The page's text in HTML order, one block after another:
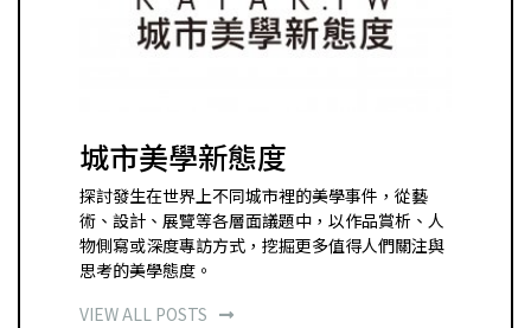
城市美學新態度
探討發生在世界上不同城市裡的美學事件，從藝
術、設計、展覽等各層面議題中，以作品賞析、人
物側寫或深度專訪方式，挖掘更多值得人們關注與
思考的美學態度。
VIEW ALL POSTS